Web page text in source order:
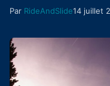
Par RideAndSlide14 juillet